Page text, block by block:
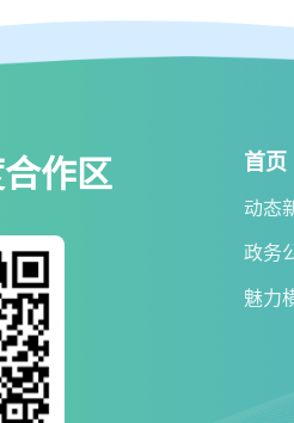
作区 首页
动态
政务
魅力